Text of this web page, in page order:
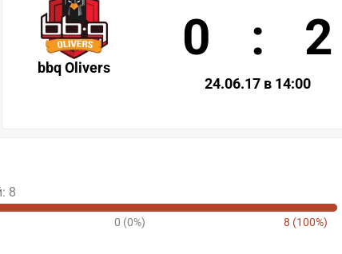
bbq Olivers
0 : 2
24.06.17 в 14:00
8
0 (0%) 8 (100%)